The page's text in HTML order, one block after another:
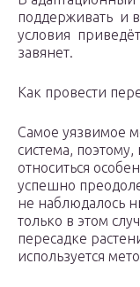
поддерживать и
условия
завянет.
Как провести
Самое уязвимое
система,
относиться
успешно
не наблюдалось
только в этом
пересадке
используется